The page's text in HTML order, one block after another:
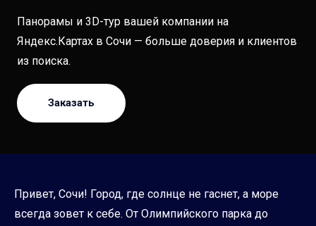
Панорамы и 3D-тур вашей компании на
Яндекс.Картах в Сочи — больше доверия и клиентов
из поиска.
Заказать
Привет, Сочи! Город, где солнце не гаснет, а море
всегда зовет к себе. От Олимпийского парка до